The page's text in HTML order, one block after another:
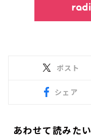
ポスト
シェア
あわせて読みたい